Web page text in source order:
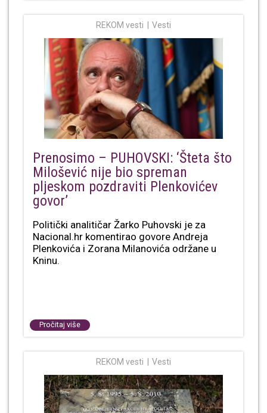
REKOM vesti Vesti
Prenosimo – PUHOVSKI: ‘Šteta što
Milošević nije bio spreman
pljeskom pozdraviti Plenkovićev
govor’
Politički analitičar Žarko Puhovski je za
Nacional.hr komentirao govore Andreja
Plenkovića i Zorana Milanovića održane u
Kninu.
Pročitaj više
REKOM vesti Vesti